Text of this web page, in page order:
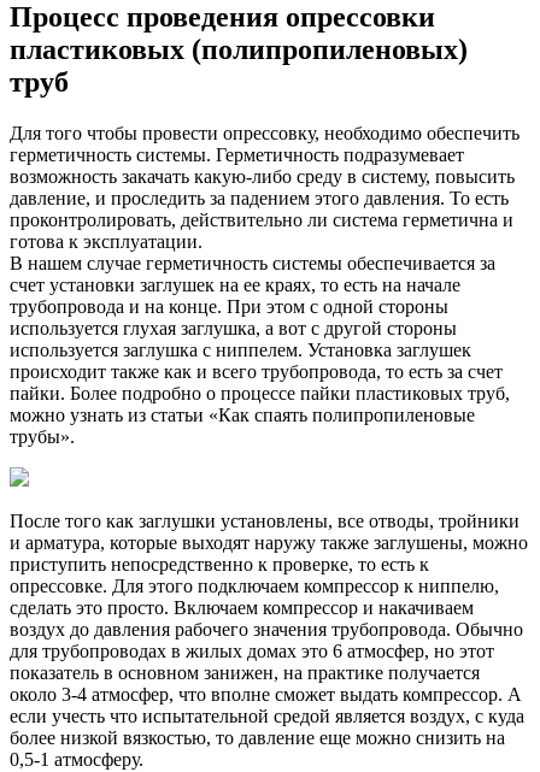
Процесс проведения опрессовки
пластиковых (полипропиленовых)
труб
Для того чтобы провести опрессовку, необходимо обеспечить
герметичность системы. Герметичность подразумевает
возможность закачать какую-либо среду в систему, повысить
давление, и проследить за падением этого давления. То есть
проконтролировать, действительно ли система герметична и
готова к эксплуатации.
В нашем случае герметичность системы обеспечивается за
счет установки заглушек на ее краях, то есть на начале
трубопровода и на конце. При этом с одной стороны
используется глухая заглушка, а вот с другой стороны
используется заглушка с ниппелем. Установка заглушек
происходит также как и всего трубопровода, то есть за счет
пайки. Более подробно о процессе пайки пластиковых труб,
можно узнать из статьи «Как спаять полипропиленовые
трубы».
После того как заглушки установлены, все отводы, тройники
и арматура, которые выходят наружу также заглушены, можно
приступить непосредственно к проверке, то есть к
опрессовке. Для этого подключаем компрессор к ниппелю,
сделать это просто. Включаем компрессор и накачиваем
воздух до давления рабочего значения трубопровода. Обычно
для трубопроводах в жилых домах это 6 атмосфер, но этот
показатель в основном занижен, на практике получается
около 3-4 атмосфер, что вполне сможет выдать компрессор. А
если учесть что испытательной средой является воздух, с куда
более низкой вязкостью, то давление еще можно снизить на
0,5-1 атмосферу.